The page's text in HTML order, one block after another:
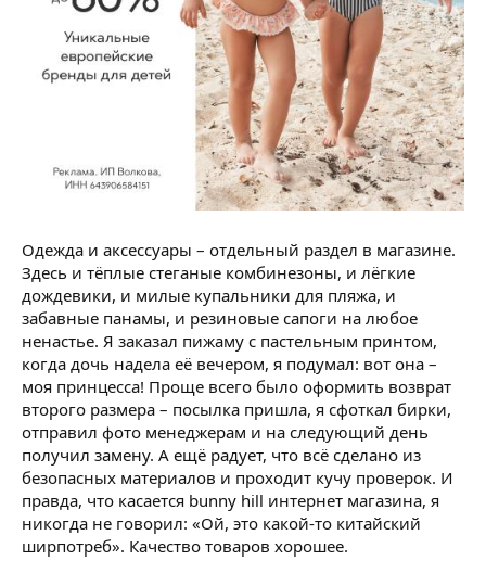
Одежда и аксессуары – отдельный раздел в магазине.
Здесь и тёплые стеганые комбинезоны, и лёгкие
дождевики, и милые купальники для пляжа, и
забавные панамы, и резиновые сапоги на любое
ненастье. Я заказал пижаму с пастельным принтом,
когда дочь надела её вечером, я подумал: вот она –
моя принцесса! Проще всего было оформить возврат
второго размера – посылка пришла, я сфоткал бирки,
отправил фото менеджерам и на следующий день
получил замену. А ещё радует, что всё сделано из
безопасных материалов и проходит кучу проверок. И
правда, что касается bunny hill интернет магазина, я
никогда не говорил: «Ой, это какой-то китайский
ширпотреб». Качество товаров хорошее.